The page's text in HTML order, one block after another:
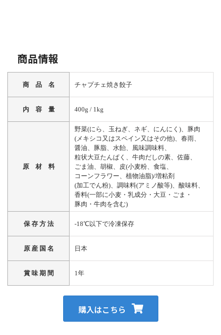
商品情報
商 品 名 チャプチェ焼き餃子
内 容 量 400g / 1kg
原 材 料
野菜(にら、玉ねぎ、ネギ、にんにく)、豚肉
(メキシコ又はスペイン又はその他)、春雨、
醤油、豚脂、水飴、風味調味料、
粒状大豆たんぱく、牛肉だしの素、佐藤、
ごま油、胡椒、皮(小麦粉、食塩、
コーンフラワー、植物油脂)/増粘剤
(加工でん粉)、調味料(アミノ酸等)、酸味料、
香料(一部に小麦・乳成分・大豆・ごま・
豚肉・牛肉を含む)
保 存 方 法 ‐18℃以下で冷凍保存
原 産 国 名 日本
賞 味 期 間 1年
購入はこちら